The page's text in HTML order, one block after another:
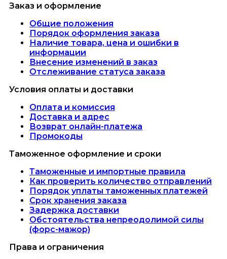
Заказ и оформление
Общие положения
Порядок оформления заказа
Наличие товара, цена и ошибки в
информации
Внесение изменений в заказ
Отслеживание статуса заказа
Условия оплаты и доставки
Оплата и комиссия
Доставка и адрес
Возврат онлайн-платежа
Промокоды
Таможенное оформление и сроки
Таможенные и импортные правила
Как проверить количество отправлений
Порядок уплаты таможенных платежей
Срок хранения заказа
Задержка доставки
Обстоятельства непреодолимой силы
(форс-мажор)
Права и ограничения